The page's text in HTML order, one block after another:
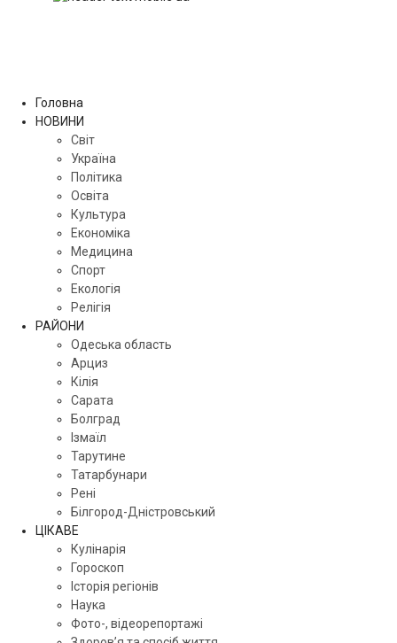
Головна
НОВИНИ
Світ
Україна
Політика
Освіта
Культура
Економіка
Медицина
Спорт
Екологія
Релігія
РАЙОНИ
Одеська область
Арциз
Кілія
Сарата
Болград
Ізмаїл
Тарутине
Татарбунари
Рені
Білгород-Дністровський
ЦІКАВЕ
Кулінарія
Гороскоп
Історія регіонів
Наука
Фото-, відеорепортажі